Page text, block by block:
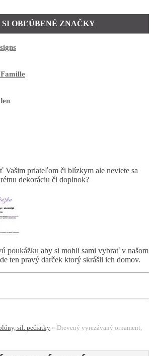
OBĽÚBENÉ ZNAČKY
Vašim priateľom či blízkym ale neviete sa
dekoráciu či doplnok?
poukážku aby si mohli sami vybrať v našom
ten pravý darček ktorý skrášli ich domov.
sil. pečiatky » Drevený vyrezávaný ornament,